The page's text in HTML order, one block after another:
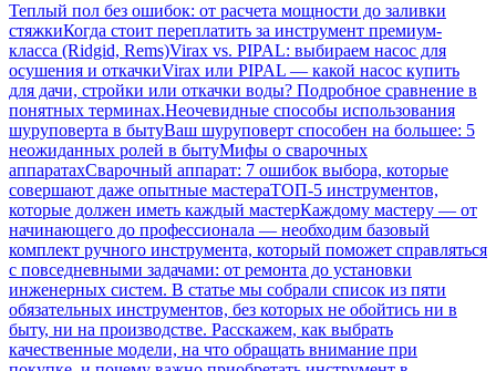
Теплый пол без ошибок: от расчета мощности до заливки
стяжкиКогда стоит переплатить за инструмент премиум-
класса (Ridgid, Rems)Virax vs. PIPAL: выбираем насос для
осушения и откачкиVirax или PIPAL — какой насос купить
для дачи, стройки или откачки воды? Подробное сравнение в
понятных терминах.Неочевидные способы использования
шуруповерта в бытуВаш шуруповерт способен на большее: 5
неожиданных ролей в бытуМифы о сварочных
аппаратахСварочный аппарат: 7 ошибок выбора, которые
совершают даже опытные мастераТОП-5 инструментов,
которые должен иметь каждый мастерКаждому мастеру — от
начинающего до профессионала — необходим базовый
комплект ручного инструмента, который поможет справляться
с повседневными задачами: от ремонта до установки
инженерных систем. В статье мы собрали список из пяти
обязательных инструментов, без которых не обойтись ни в
быту, ни на производстве. Расскажем, как выбрать
качественные модели, на что обращать внимание при